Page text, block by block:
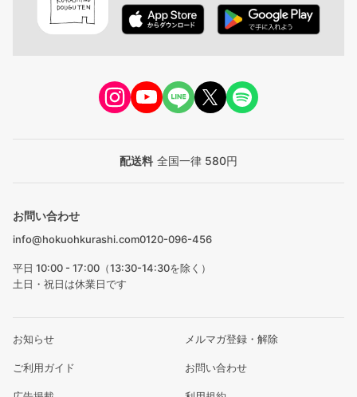
配送料 全国一律 580円
お問い合わせ
info@hokuohkurashi.com0120-096-456
平日 10:00 - 17:00（13:30-14:30を除く）
土日・祝日は休業日です
お知らせ メルマガ登録・解除
ご利用ガイド お問い合わせ